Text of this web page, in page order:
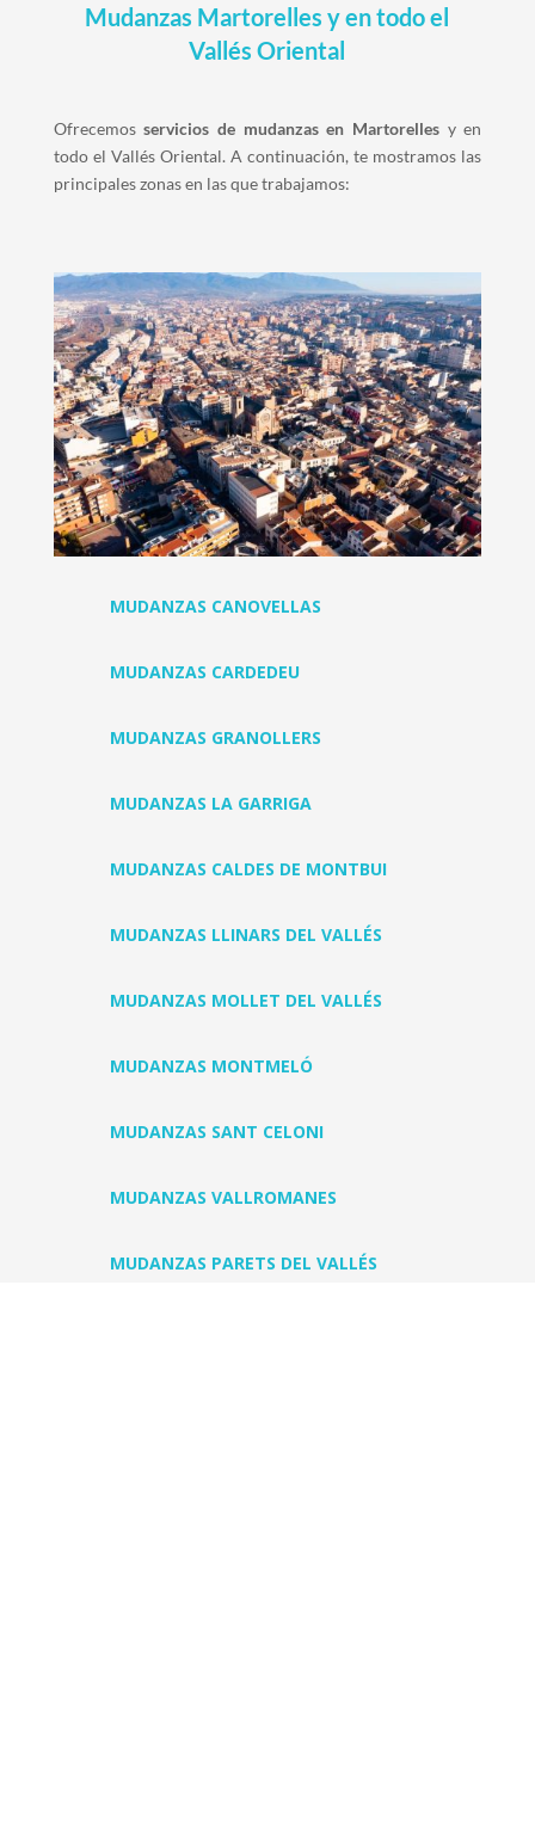
Mudanzas Martorelles yen todo el
Vallés Oriental
Ofrecemosservicios de mudanzas en Martorellesy en
todo el Vallés Oriental. A continuación, te mostramos las
principales zonas en las que trabajamos:
MUDANZAS CANOVELLAS
MUDANZAS CARDEDEU
MUDANZAS GRANOLLERS
MUDANZAS LA GARRIGA
MUDANZAS CALDES DE MONTBUI
MUDANZAS LLINARS DEL VALLÉS
MUDANZAS MOLLET DEL VALLÉS
MUDANZAS MONTMELÓ
MUDANZAS SANT CELONI
MUDANZAS VALLROMANES
MUDANZAS PARETS DEL VALLÉS